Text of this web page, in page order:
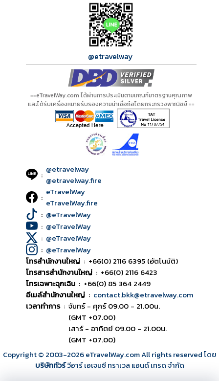
@etravelway
==eTravelWay.com ได้ผ่านการประเมินตามเกณฑ์มาตรฐานคุณภาพ
และได้รับเครื่องหมายรับรองความน่าเชื่อถือโดยกระทรวงพาณิชย์ ==
: @etravelway
@etravelway.fire
: eTravelWay
eTravelWay.fire
: @eTravelWay
: @eTravelWay
: @eTravelWay
: @eTravelWay
โทรสำนักงานใหญ่ : +66(0) 2116 6395 (อัตโนมัติ)
โทรสารสำนักงานใหญ่ : +66(0) 2116 6423
โทรเฉพาะฉุกเฉิน : +66(0) 85 364 2449
อีเมล์สำนักงานใหญ่ : contact.bkk@etravelway.com
เวลาทำการ : จันทร์ - ศุกร์ 09.00 - 21.00น.
(GMT +07.00)
เสาร์ - อาทิตย์ 09.00 - 21.00น.
(GMT +07.00)
Copyright © 2003-2026eTravelWay.com All rights reserved โดย
บริษัททัวร์วีอาร์ เอเจนซี ทราเวล แอนด์ เทรด จำกัด